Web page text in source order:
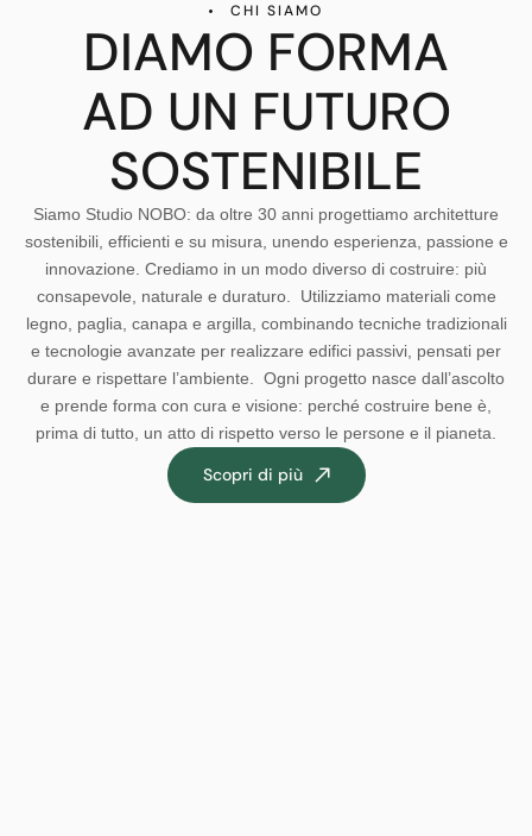
CHI SIAMO
DIAMO FORMA
AD UN FUTURO
SOSTENIBILE​
Siamo Studio NOBO: da oltre 30 anni progettiamo architetture
sostenibili, efficienti e su misura, unendo esperienza, passione e
innovazione. Crediamo in un modo diverso di costruire: più
consapevole, naturale e duraturo. Utilizziamo materiali come
legno, paglia, canapa e argilla, combinando tecniche tradizionali
e tecnologie avanzate per realizzare edifici passivi, pensati per
durare e rispettare l’ambiente. Ogni progetto nasce dall’ascolto
e prende forma con cura e visione: perché costruire bene è,
prima di tutto, un atto di rispetto verso le persone e il pianeta.
Scopri di più